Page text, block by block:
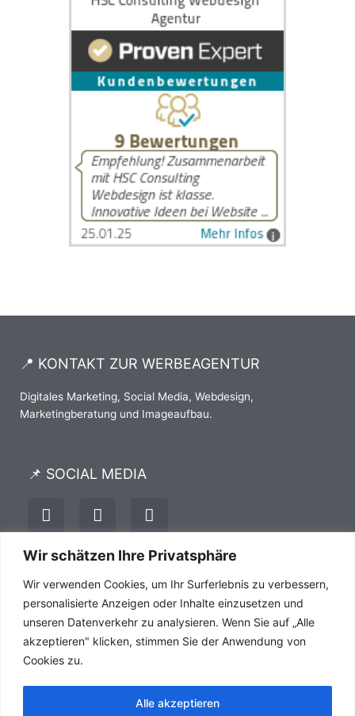
Wir schätzen Ihre Privatsphäre
Wir verwenden Cookies, um Ihr Surferlebnis zu verbessern,
personalisierte Anzeigen oder Inhalte einzusetzen und
unseren Datenverkehr zu analysieren. Wenn Sie auf „Alle
akzeptieren" klicken, stimmen Sie der Anwendung von
Cookies zu.
Alle akzeptieren
📍 KONTAKT ZUR WERBEAGENTUR
Digitales Marketing, Social Media, Webdesign,
Marketingberatung und Imageaufbau.
📌 SOCIAL MEDIA
I
n
s
t
g
r
a
m
F
a
c
e
o
o
k
-
P
i
n
t
r
e
s
t